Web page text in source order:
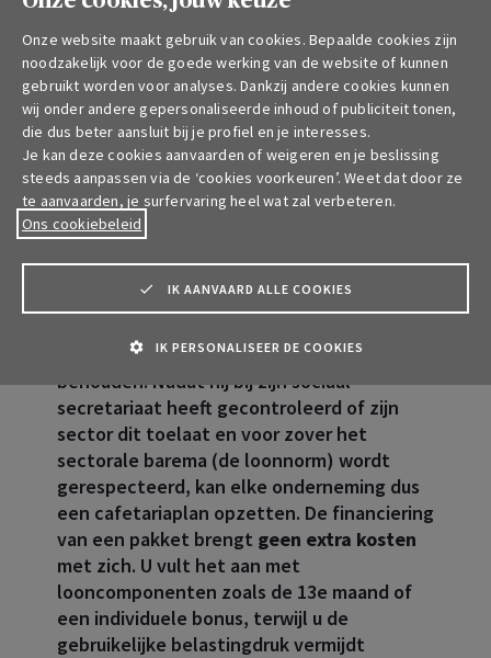
De flexibele verloning is niet alleen voorbehouden
voor grote bedrijven, maar richt zich tot bedrijven
van elke grootte, ook kmo's en zeer kleine
ondernemingen. Zo kan u uw werknemers de keuze
bieden om hun verloning samen te stellen met de
extralegale voordelen die zij verkiezen.
werknemers genereren binnen een
zoekt om talent aan te trekken en te
behouden. Nadat hij bij zijn sociaal
secretariaat heeft gecontroleerd of zijn
sector dit toelaat en voor zover het
sectorale barema (de loonnorm) wordt
gerespecteerd, kan elke onderneming dus
een cafetariaplan opzetten. De financiering
van een pakket brengt geen extra kosten
met zich. U vult het aan met
looncomponenten zoals de 13e maand of
een individuele bonus, terwijl u de
gebruikelijke belastingdruk vermijdt
Onze website maakt gebruik van cookies. Bepaalde cookies zijn
noodzakelijk voor de goede werking van de website of kunnen
gebruikt worden voor analyses. Dankzij andere cookies kunnen
wij onder andere gepersonaliseerde inhoud of publiciteit tonen,
die dus beter aansluit bij je profiel en je interesses.
Je kan deze cookies aanvaarden of weigeren en je beslissing
steeds aanpassen via de ‘cookies voorkeuren’. Weet dat door ze
te aanvaarden, je surfervaring heel wat zal verbeteren.
Ons cookiebeleid
IK AANVAARD ALLE COOKIES
IK PERSONALISEER DE COOKIES